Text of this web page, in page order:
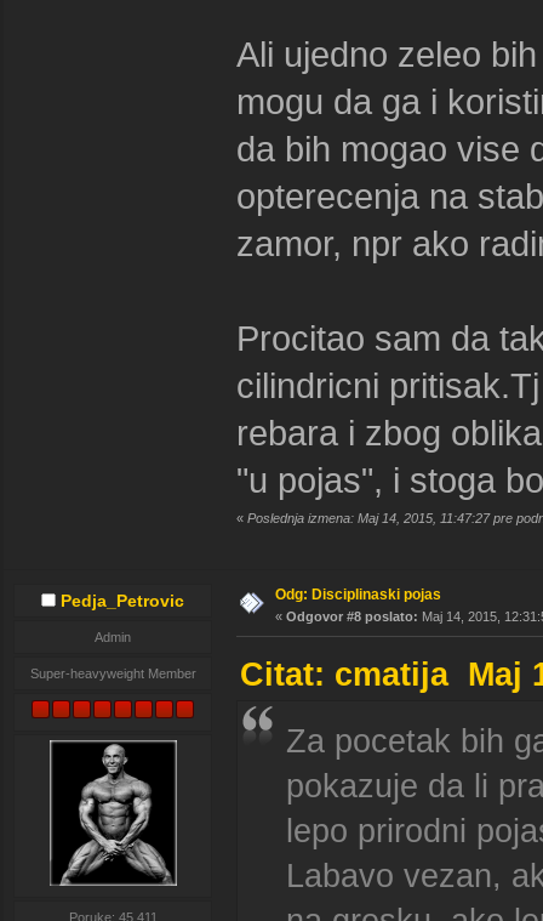
Ali ujedno zeleo
mogu da ga i
da bih mogao vise
opterecenja na
zamor, npr ako
Procitao sam da
cilindricni
rebara i zbog
"u pojas", i stoga
« Poslednja izmena: Maj 14, 2015, 11:47:27 pre
Pedja_Petrovic
Admin
Super-heavyweight Member
Poruke: 45.411
Odg: Disciplinaski pojas
« Odgovor #8 poslato: Maj 14, 2015,
Citat: cmatija Maj
Za pocetak bih
pokazuje da li
lepo prirodni
Labavo vezan,